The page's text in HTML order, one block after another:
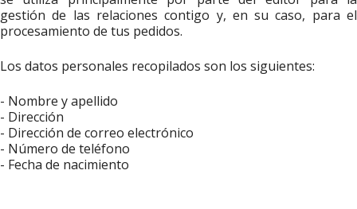
gestión de las relaciones contigo y, en su caso, para el
procesamiento de tus pedidos.
Los datos personales recopilados son los siguientes:
- Nombre y apellido
- Dirección
- Dirección de correo electrónico
- Número de teléfono
- Fecha de nacimiento